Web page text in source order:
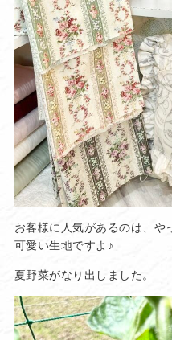
お客様に人気があるのは、や
可愛い生地ですよ♪
夏野菜がなり出しました。